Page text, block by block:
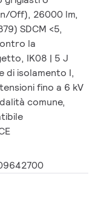
Off), 26000 lm,
SDCM <5,
la
IK08 | 5 J
di isolamento I,
fino a 6 kV
comune,